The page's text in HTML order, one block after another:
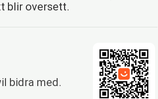
blir oversett.
bidra med.